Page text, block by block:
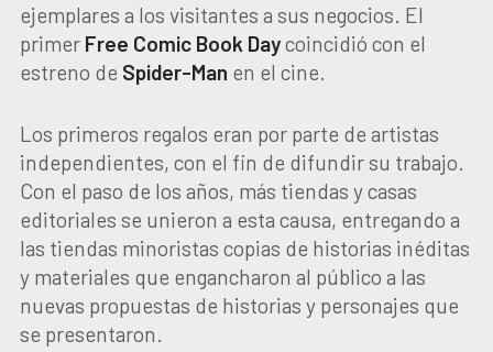
ejemplares a los visitantes a sus negocios. El
primer Free Comic Book Daycoincidió con el
estreno de Spider-Man en el cine.
Los primeros regalos eran por parte de artistas
independientes, con el fin de difundir su trabajo.
Con el paso de los años, más tiendas y casas
editoriales se unieron a esta causa, entregando a
las tiendas minoristas copias de historias inéditas
y materiales que engancharon al público a las
nuevas propuestas de historias y personajes que
se presentaron.